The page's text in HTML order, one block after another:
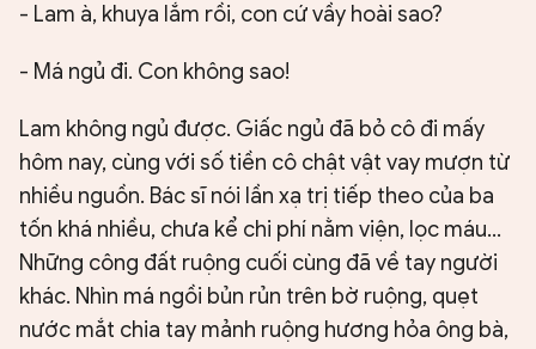
- Lam à, khuya lắm rồi, con cứ vầy hoài sao?
- Má ngủ đi. Con không sao!
Lam không ngủ được. Giấc ngủ đã bỏ cô đi mấy
hôm nay, cùng với số tiền cô chật vật vay mượn từ
nhiều nguồn. Bác sĩ nói lần xạ trị tiếp theo của ba
tốn khá nhiều, chưa kể chi phí nằm viện, lọc máu...
Những công đất ruộng cuối cùng đã về tay người
khác. Nhìn má ngồi bủn rủn trên bờ ruộng, quẹt
nước mắt chia tay mảnh ruộng hương hỏa ông bà,